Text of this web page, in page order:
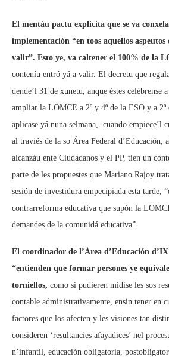
El mentáu pactu explicita que se va
implementación “en toos aquellos
valir”. Esto ye, va caltener el 100% de la
conteníu entró yá a valir. El decretu que
dende’l 31 de xunetu, anque éstes celébrense
ampliar la LOMCE a 2º y 4º de la ESO y a
aplicase yá nuna selmana, cuando empiece’l
al traviés de la so Área Federal d’Educación,
alcanzáu ente Ciudadanos y el PP, tien un
parte de les propuestes que Mariano Rajoy
sesión de investidura empecipiada esta tarde,
contrarreforma educativa que supón la
demandes de la comunidá educativa”.
El coordinador de l’Área d’Educación
“entienden que formar persones ye
torniellos, como si pudieren midise les sos
contable administrativamente, ensin tener en
factores que los afecten y les visiones tan
consideren ‘resultancies afayadices’ nel
n’infantil, educación obligatoria,